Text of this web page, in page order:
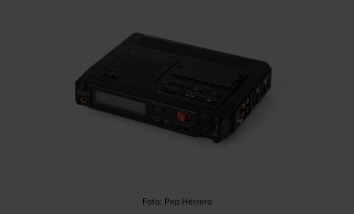
Foto: Pep Herrero